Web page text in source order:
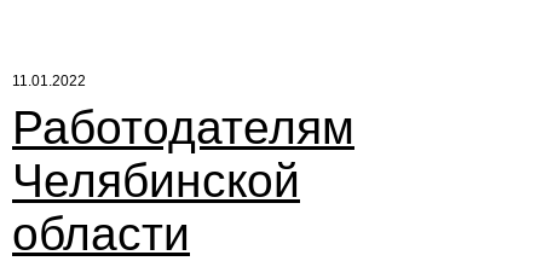
11.01.2022
Работодателям
Челябинской
области